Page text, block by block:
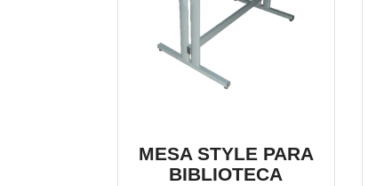
MESA STYLE PARA
BIBLIOTECA